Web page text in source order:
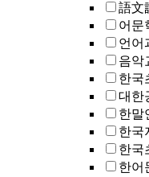
語文
어문
언어
음악
한국
대한
한말
한국
한국
한어